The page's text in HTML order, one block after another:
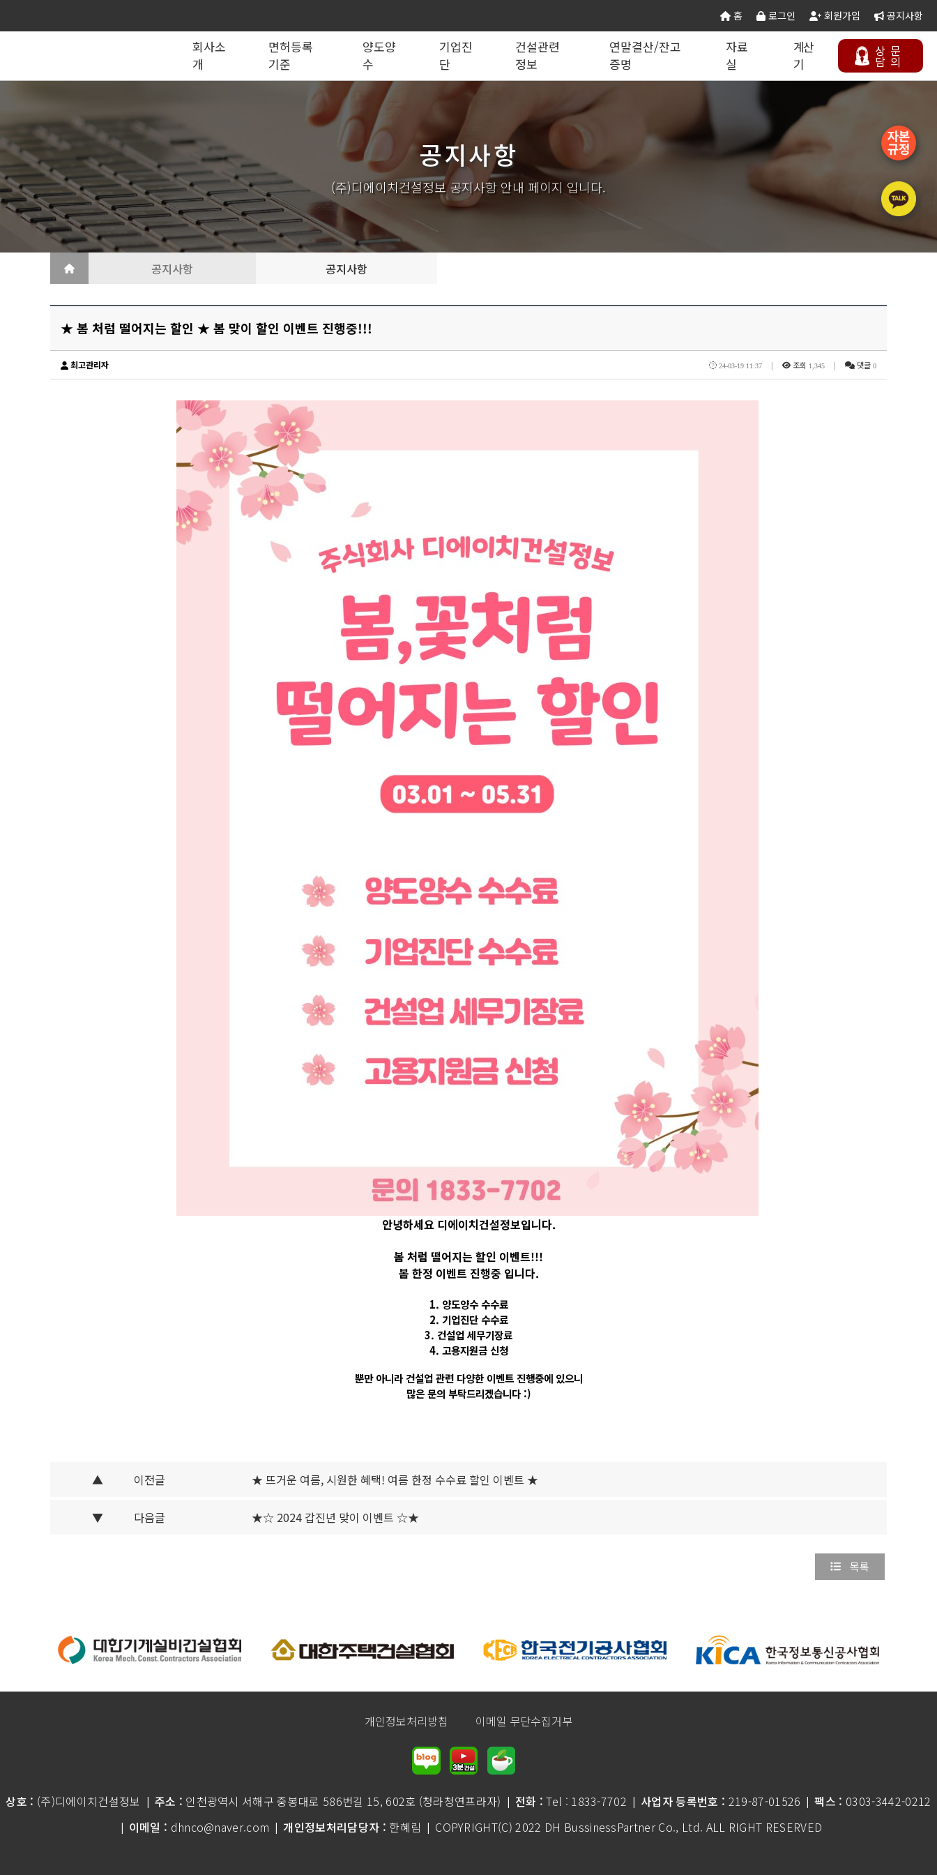
홈 로그인 회원가입 공지사항
회사소
개
면허등록
기준
양도양
수
기업진
단
건설관련
정보
연말결산/잔고
증명
자료
실
계산
기
상
담
문
의
사업영역 조직도 오시는 길
종합건설업
건축공사업
토목공사업
토목건축공사업
산업ㆍ환경설비공사업
조경공사업
전문건설업
지반조성·포장공사업
실내건축공사업
도장·습식·방수·석공사업
조경식재·시설물공사업
철근·콘크리트공사업
구조물해체·비계공사업
상·하수도설비공사업
철도·궤도공사업
철강구조물공사업
승강기·삭도공사업
시설물유지관리업(폐지)
기계설비·가스공사업
가스·난방공사업
금속·창호·지붕
전기공사업
정보통신공사업
소방시설공사업
대지조성사업자
나무병원
상담하기
양도양수 리스트 양도양수 절차
기업 진단
법인의 종류 실태조사 기재사항변경 시공능력평가 기업분할·합병 건설컬럼
연말결산/잔고증명
건설법 법령서식 국가계약법령관계서식 건설업등록서식 건축법시행규칙 별지서식 건설공무서식
실질자본금 계산기 세무 계산기
공지사항
(주)디에이치건설정보 공지사항 안내 페이지 입니다.
공지사항 공지사항
★ 봄 처럼 떨어지는 할인 ★ 봄 맞이 할인 이벤트 진행중!!!
최고관리자 24-03-19 11:37 | 조회 1,345 | 댓글 0
안녕하세요 디에이치건설정보입니다.
봄 처럼 떨어지는 할인 이벤트!!!
봄 한정 이벤트 진행중 입니다.
1. 양도양수 수수료
2. 기업진단 수수료
3. 건설업 세무기장료
4. 고용지원금 신청
뿐만 아니라 건설업 관련 다양한 이벤트 진행중에 있으니
많은 문의 부탁드리겠습니다 :)
▲ 이전글 ★ 뜨거운 여름, 시원한 혜택! 여름 한정 수수료 할인 이벤트 ★
▼ 다음글 ★☆ 2024 갑진년 맞이 이벤트 ☆★
목록
개인정보처리방침 이메일 무단수집거부
상호 : (주)디에이치건설정보 | 주소 : 인천광역시 서해구 중봉대로 586번길 15, 602호 (청라청연프라자) | 전화 :Tel : 1833-7702 | 사업자 등록번호 : 219-87-01526 | 팩스 : 0303-3442-0212
| 이메일 : dhnco@naver.com | 개인정보처리담당자 : 한혜림 | COPYRIGHT(C) 2022 DH BussinessPartner Co., Ltd. ALL RIGHT RESERVED